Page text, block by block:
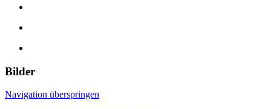
Bilder
Navigation überspringen